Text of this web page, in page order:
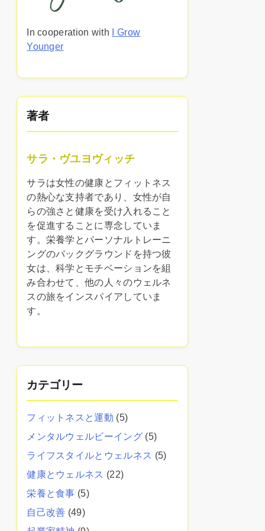
In cooperation with
I Grow
Younger
著者
サラ・ヴユヨヴィッチ
サラは女性の健康とフィットネス
の熱心な支持者であり、女性が自
らの強さと健康を受け入れること
を促進することに専念していま
す。栄養学とパーソナルトレーニ
ングのバックグラウンドを持つ彼
女は、科学とモチベーションを組
み合わせて、他の人々のウェルネ
スの旅をインスパイアしていま
す。
カテゴリー
フィットネスと運動 (5)
メンタルウェルビーイング(5)
ライフスタイルとウェルネス (5)
健康とウェルネス (22)
栄養と食事 (5)
自己改善 (49)